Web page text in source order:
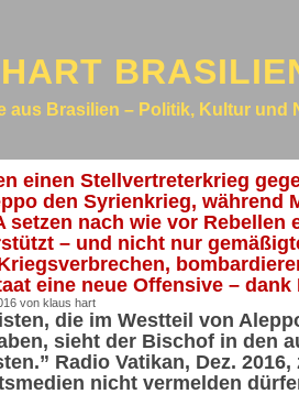
aus Brasilien – Politik, Kultur und
einen Stellvertreterkrieg
den Syrienkrieg, während
setzen nach wie vor
– und nicht nur
eine neue Offensive –
von klaus hart
die im Westteil von
sieht der Bischof in den
Radio Vatikan, Dez.
nicht vermelden